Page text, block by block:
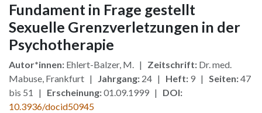
Fundament in Frage gestellt
Sexuelle Grenzverletzungen in der
Psychotherapie
Autor*innen: Ehlert-Balzer, M. | Zeitschrift: Dr. med.
Mabuse, Frankfurt | Jahrgang: 24 | Heft: 9 | Seiten:47
bis 51 | Erscheinung:01.09.1999 | DOI:
10.3936/docid50945